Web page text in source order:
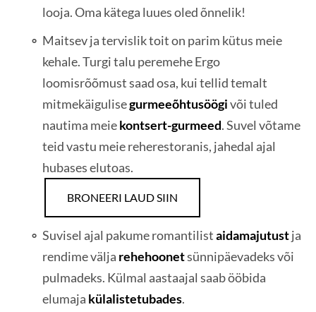
looja. Oma kätega luues oled õnnelik!
Maitsev ja tervislik toit on parim kütus meie
kehale. Turgi talu peremehe Ergo
loomisrõõmust saad osa, kui tellid temalt
mitmekäigulisegurmeeõhtusöögivõi tuled
nautima meiekontsert-gurmeed. Suvel võtame
teid vastu meie reherestoranis, jahedal ajal
hubases elutoas.
BRONEERI LAUD SIIN
Suvisel ajal pakume romantilistaidamajutustja
rendime välja rehehoonetsünnipäevadeks või
pulmadeks. Külmal aastaajal saab ööbida
elumaja külalistetubades.